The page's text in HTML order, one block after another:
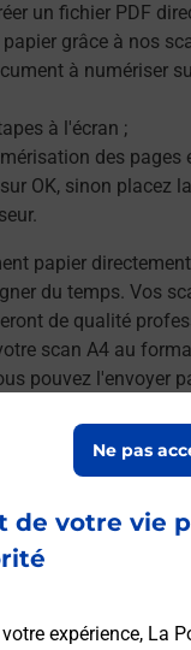
de votre vie
expérience, La
Ne pas
un fichier PDF
grâce à nos
à numériser
à l'écran ;
des pages
OK, sinon placez
papier
du temps. Vos
de qualité
scan A4 au
pouvez l'envoyer
un nouvel onglet
Services